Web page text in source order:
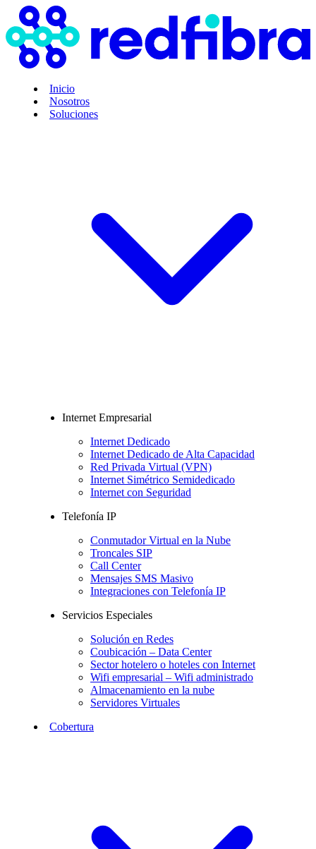
Inicio
Nosotros
Soluciones
Internet Empresarial
Internet Dedicado
Internet Dedicado de Alta Capacidad
Red Privada Virtual (VPN)
Internet Simétrico Semidedicado
Internet con Seguridad
Telefonía IP
Conmutador Virtual en la Nube
Troncales SIP
Call Center
Mensajes SMS Masivo
Integraciones con Telefonía IP
Servicios Especiales
Solución en Redes
Coubicación – Data Center
Sector hotelero o hoteles con Internet
Wifi empresarial – Wifi administrado
Almacenamiento en la nube
Servidores Virtuales
Cobertura